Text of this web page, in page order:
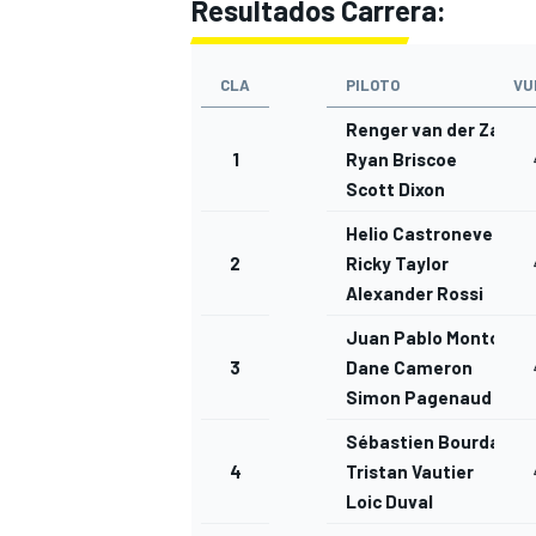
Resultados Carrera:
CLA PILOTO
1
Renger van der Zande
Ryan Briscoe
Scott Dixon
2
Helio Castroneves
Ricky Taylor
Alexander Rossi
3
Juan Pablo Montoya
Dane Cameron
Simon Pagenaud
4
Sébastien Bourdais
Tristan Vautier
Loic Duval